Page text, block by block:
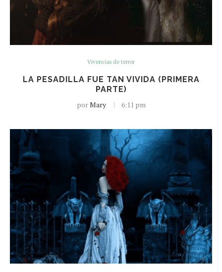
Vivencias de terror
LA PESADILLA FUE TAN VIVIDA (PRIMERA
PARTE)
porMary 6:11 pm